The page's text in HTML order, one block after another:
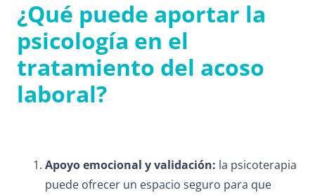
¿Qué puede aportar la
psicología en el
tratamiento del acoso
laboral?
Apoyo emocional y validación: la psicoterapia
puede ofrecer un espacio seguro para que